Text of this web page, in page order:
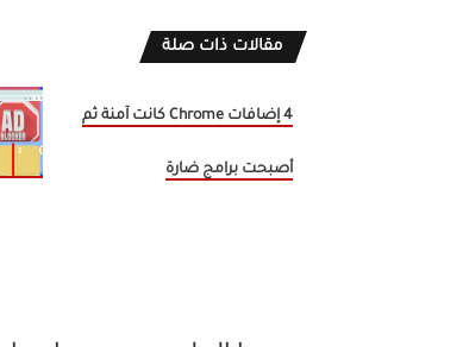
مقالات ذات صلة
4 إضافات Chrome كانت آمنة ثم
أصبحت برامج ضارة